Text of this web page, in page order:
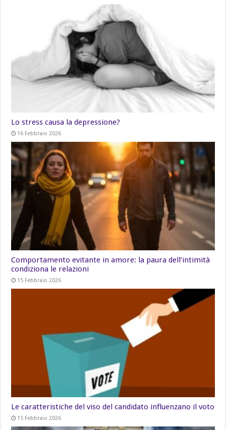
Lo stress causa la depressione?
16 Febbraio 2026
Comportamento evitante in amore: la paura dell’intimità
condiziona le relazioni
15 Febbraio 2026
Le caratteristiche del viso del candidato influenzano il voto
15 Febbraio 2026